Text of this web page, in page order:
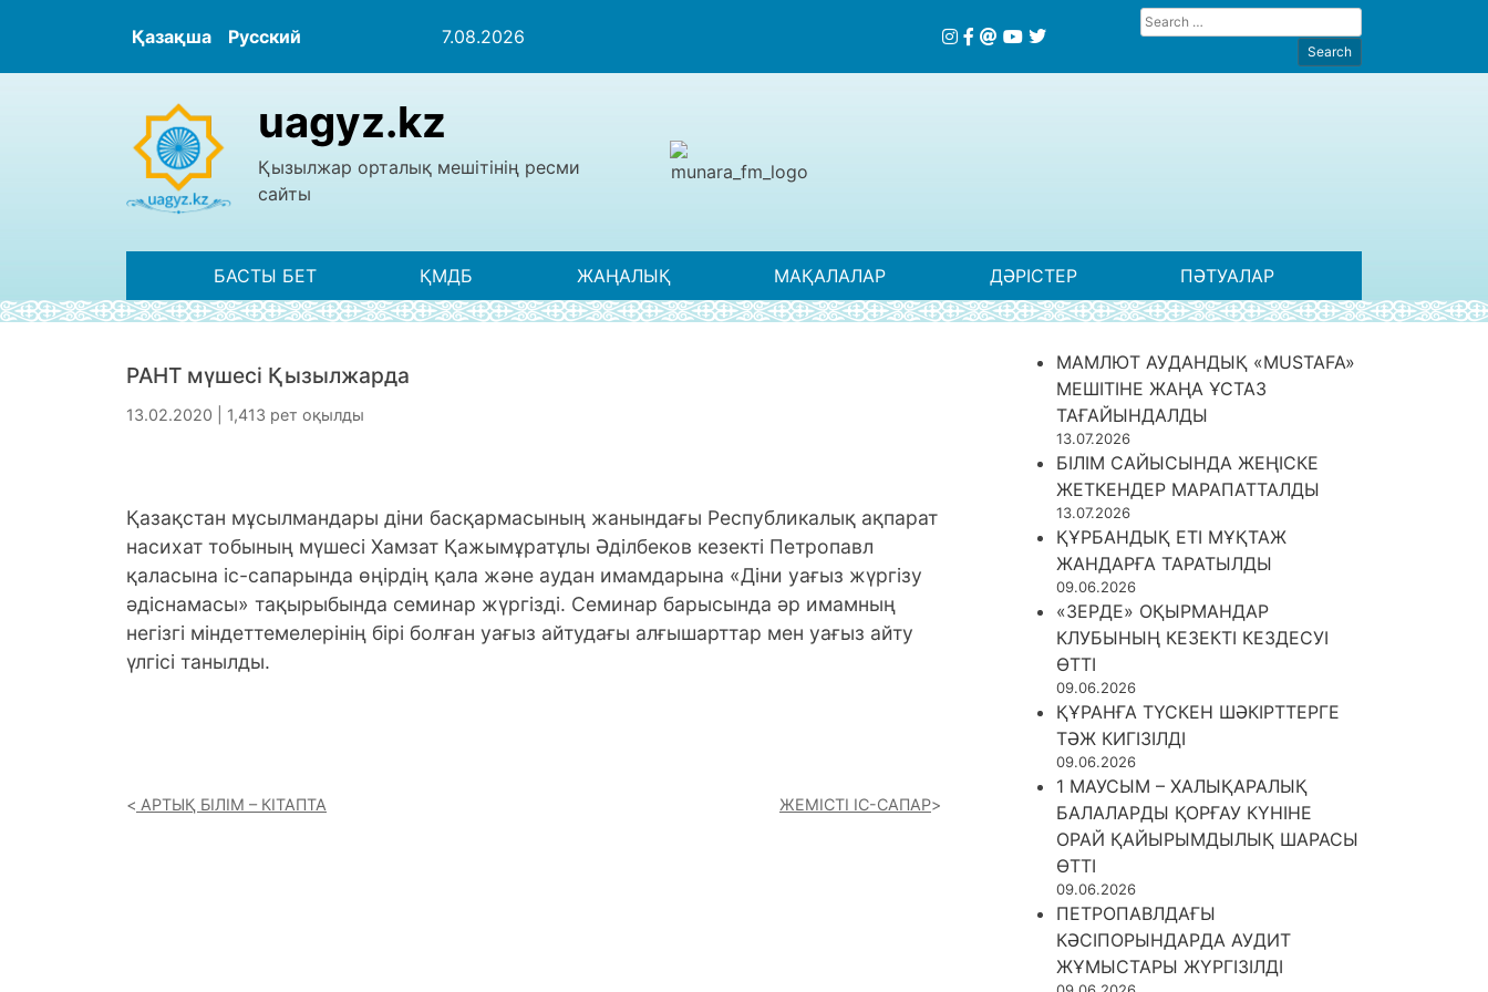
Қазақша Русский 7.08.2026
uagyz.kz
Қызылжар орталық мешітінің ресми
сайты
БАСТЫ БЕТ ҚМДБ ЖАҢАЛЫҚ МАҚАЛАЛАР ДӘРІСТЕР ПӘТУАЛАР
РАНТ мүшесі Қызылжарда
13.02.2020 | 1,413 рет оқылды
Қазақстан мұсылмандары діни басқармасының жанындағы Республикалық ақпарат
насихат тобының мүшесі Хамзат Қажымұратұлы Әділбеков кезекті Петропавл
қаласына іс-сапарында өңірдің қала және аудан имамдарына «Діни уағыз жүргізу
әдіснамасы» тақырыбында семинар жүргізді. Семинар барысында әр имамның
негізгі міндеттемелерінің бірі болған уағыз айтудағы алғышарттар мен уағыз айту
үлгісі танылды.
АРТЫҚ БІЛІМ – КІТАПТА ЖЕМІСТІ ІС-САПАР
МАМЛЮТ АУДАНДЫҚ «MUSTAFA»
МЕШІТІНЕ ЖАҢА ҰСТАЗ
ТАҒАЙЫНДАЛДЫ
13.07.2026
БІЛІМ САЙЫСЫНДА ЖЕҢІСКЕ
ЖЕТКЕНДЕР МАРАПАТТАЛДЫ
13.07.2026
ҚҰРБАНДЫҚ ЕТІ МҰҚТАЖ
ЖАНДАРҒА ТАРАТЫЛДЫ
09.06.2026
«ЗЕРДЕ» ОҚЫРМАНДАР
КЛУБЫНЫҢ КЕЗЕКТІ КЕЗДЕСУІ
ӨТТІ
09.06.2026
ҚҰРАНҒА ТҮСКЕН ШӘКІРТТЕРГЕ
ТӘЖ КИГІЗІЛДІ
09.06.2026
1 МАУСЫМ – ХАЛЫҚАРАЛЫҚ
БАЛАЛАРДЫ ҚОРҒАУ КҮНІНЕ
ОРАЙ ҚАЙЫРЫМДЫЛЫҚ ШАРАСЫ
ӨТТІ
09.06.2026
ПЕТРОПАВЛДАҒЫ
КӘСІПОРЫНДАРДА АУДИТ
ЖҰМЫСТАРЫ ЖҮРГІЗІЛДІ